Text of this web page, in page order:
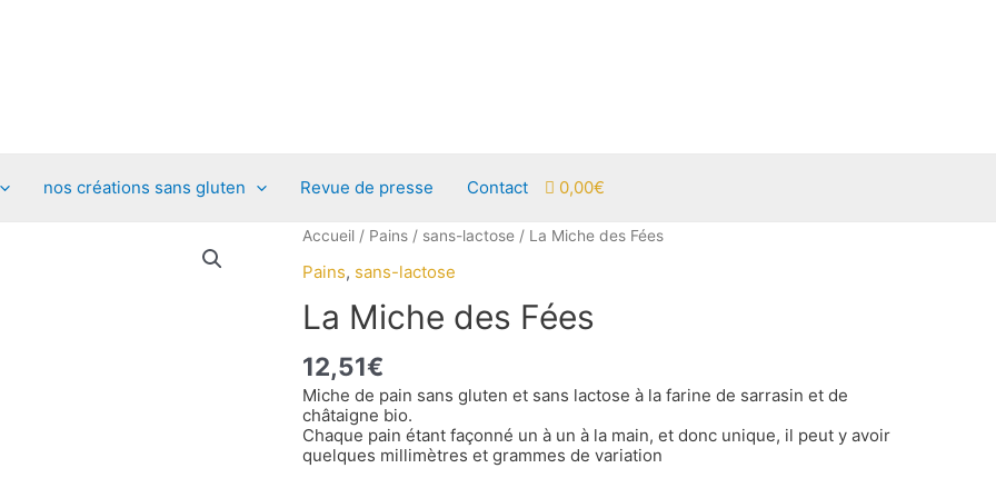
nos créations sans gluten Revue de presse Contact 0,00€
Accueil / Pains / sans-lactose / La Miche des Fées
Pains, sans-lactose
La Miche des Fées
12,51€
Miche de pain sans gluten et sans lactose à la farine de sarrasin et de
châtaigne bio.
Chaque pain étant façonné un à un à la main, et donc unique, il peut y avoir
quelques millimètres et grammes de variation
quantité
Miche
Fées